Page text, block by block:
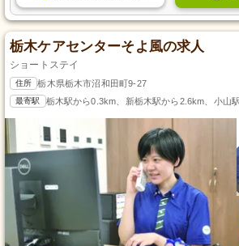
栃木ケアセンターそよ風の求人
ショートステイ
住所 栃木県栃木市沼和田町9-27
最寄駅 栃木駅から0.3km、新栃木駅から2.6km、小山